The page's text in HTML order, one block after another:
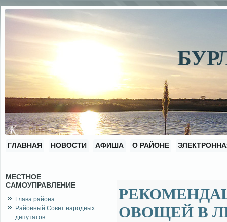
ГЛАВНАЯ НОВОСТИ АФИША О РАЙОНЕ
МЕСТНОЕ
САМОУПРАВЛЕНИЕ
Глава района
Районный Совет народных
депутатов
ОВОЩЕЙ В